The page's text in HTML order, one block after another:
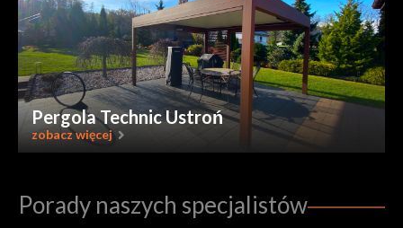
Pergola Technic Ustroń
zobacz więcej
Porady naszych specjalistów